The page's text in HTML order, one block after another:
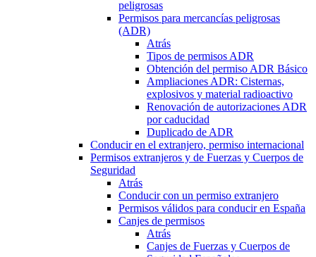
peligrosas
Permisos para mercancías peligrosas
(ADR)
Atrás
Tipos de permisos ADR
Obtención del permiso ADR Básico
Ampliaciones ADR: Cisternas,
explosivos y material radioactivo
Renovación de autorizaciones ADR
por caducidad
Duplicado de ADR
Conducir en el extranjero, permiso internacional
Permisos extranjeros y de Fuerzas y Cuerpos de
Seguridad
Atrás
Conducir con un permiso extranjero
Permisos válidos para conducir en España
Canjes de permisos
Atrás
Canjes de Fuerzas y Cuerpos de